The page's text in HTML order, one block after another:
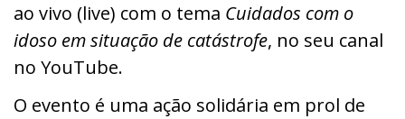
ao vivo (live) com o tema Cuidados com o
idoso em situação de catástrofe, no seu canal
no YouTube.
O evento é uma ação solidária em prol de